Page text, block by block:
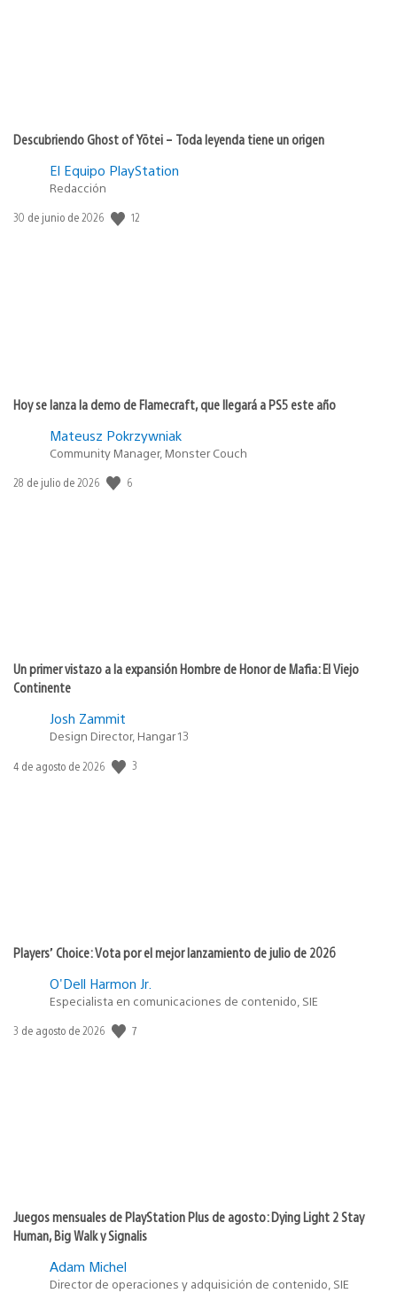
Descubriendo Ghost of Yōtei – Toda leyenda tiene un origen
El Equipo PlayStation
Redacción
Fecha
30 de junio de 2026 12
Hoy se lanza la demo de Flamecraft, que llegará a PS5 este año
Mateusz Pokrzywniak
Community Manager, Monster Couch
Fecha
28 de julio de 2026 6
Un primer vistazo a la expansión Hombre de Honor de Mafia: El Viejo
Continente
Josh Zammit
Design Director, Hangar 13
Fecha
4 de agosto de 2026 3
Players’ Choice: Vota por el mejor lanzamiento de julio de 2026
O'Dell Harmon Jr.
Especialista en comunicaciones de contenido, SIE
Fecha
3 de agosto de 2026 7
Juegos mensuales de PlayStation Plus de agosto: Dying Light 2 Stay
Human, Big Walk y Signalis
Adam Michel
Director de operaciones y adquisición de contenido, SIE